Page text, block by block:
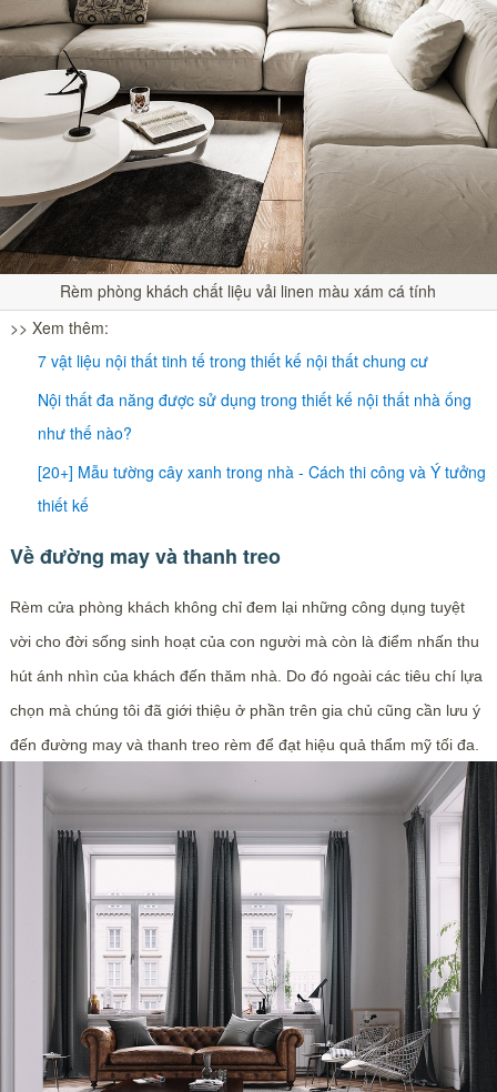
Rèm phòng khách chất liệu vải linen màu xám cá tính
>> Xem thêm:
7 vật liệu nội thất tinh tế trong thiết kế nội thất chung cư
Nội thất đa năng được sử dụng trong thiết kế nội thất nhà ống
như thế nào?
[20+] Mẫu tường cây xanh trong nhà - Cách thi công và Ý tưởng
thiết kế
Về đường may và thanh treo
Rèm cửa phòng khách không chỉ đem lại những công dụng tuyệt
vời cho đời sống sinh hoạt của con người mà còn là điểm nhấn thu
hút ánh nhìn của khách đến thăm nhà. Do đó ngoài các tiêu chí lựa
chọn mà chúng tôi đã giới thiệu ở phần trên gia chủ cũng cần lưu ý
đến đường may và thanh treo rèm để đạt hiệu quả thẩm mỹ tối đa.